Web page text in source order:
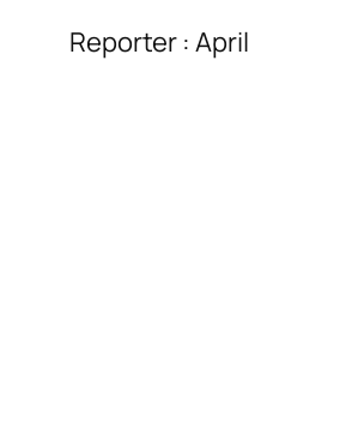
Reporter : April